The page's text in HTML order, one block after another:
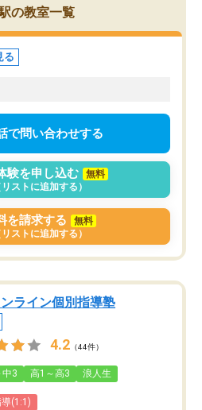
して、なに
る点がよか
間に自習
境がありま
けてらっしゃいますので
の教室一覧
る
で問い合わせする
験を申し込む
無料
リストに追加する）
を請求する
無料
リストに追加する）
ンライン個別指導塾
4.2 （44件）
中3 高1～高3 浪人生
(1:1)